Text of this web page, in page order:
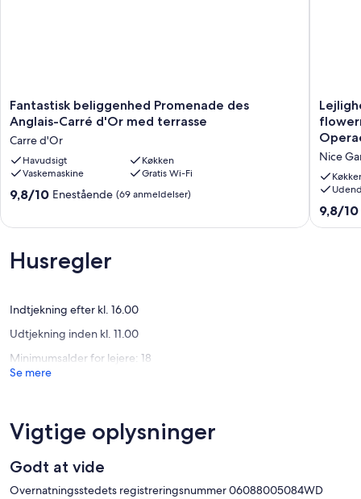
Fantastisk
beliggenhed
Promenade
des
Anglais-
Carré
d'Or
med
Fantastisk beliggenhed Promenade des
Anglais-Carré d'Or med terrasse
Carre d'Or
Havudsigt
Køkken
Vaskemaskine
Gratis Wi-Fi
9.8
Enestående,
(69
9,8/10 Enestående (69 anmeldelser)
nær
calme,
60m
strand,
ved
Nice
9.8
ud
9,8/10
Husregler
Indtjekning efter kl. 16.00
Udtjekning inden kl. 11.00
Minimumsalder for lejere: 18
Se mere
Vigtige oplysninger
Godt at vide
Overnatningsstedets registreringsnummer 06088005084WD